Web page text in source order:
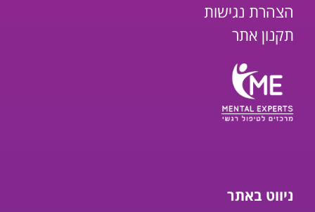
הצהרת נגישות
תקנון אתר
ניווט באתר